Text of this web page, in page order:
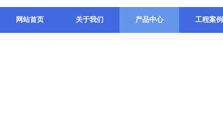
网站首页 关于我们 产品中心 工程案例